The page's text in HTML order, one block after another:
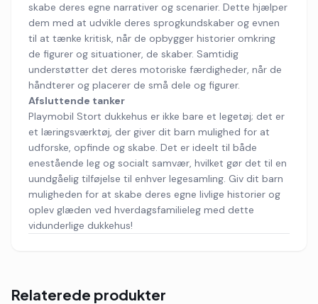
skabe deres egne narrativer og scenarier. Dette hjælper
dem med at udvikle deres sprogkundskaber og evnen
til at tænke kritisk, når de opbygger historier omkring
de figurer og situationer, de skaber. Samtidig
understøtter det deres motoriske færdigheder, når de
håndterer og placerer de små dele og figurer.
Afsluttende tanker
Playmobil Stort dukkehus er ikke bare et legetøj; det er
et læringsværktøj, der giver dit barn mulighed for at
udforske, opfinde og skabe. Det er ideelt til både
enestående leg og socialt samvær, hvilket gør det til en
uundgåelig tilføjelse til enhver legesamling. Giv dit barn
muligheden for at skabe deres egne livlige historier og
oplev glæden ved hverdagsfamilieleg med dette
vidunderlige dukkehus!
Relaterede produkter